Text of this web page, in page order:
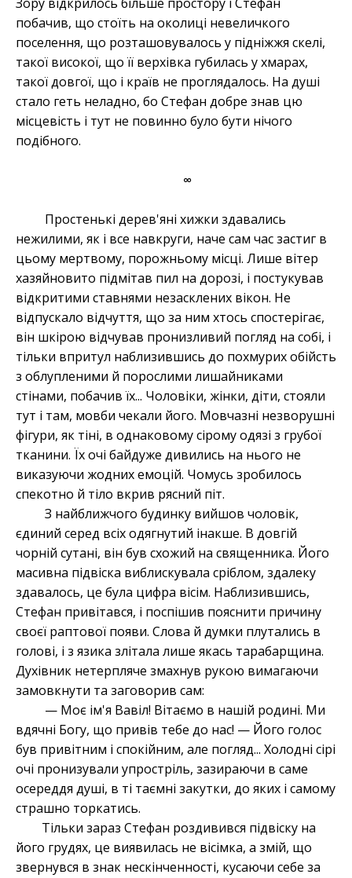
Зору відкрилось більше простору і Стефан
побачив, що стоїть на околиці невеличкого
поселення, що розташовувалось у підніжжя скелі,
такої високої, що її верхівка губилась у хмарах,
такої довгої, що і країв не проглядалось. На душі
стало геть неладно, бо Стефан добре знав цю
місцевість і тут не повинно було бути нічого
подібного.
∞
Простенькі дерев'яні хижки здавались
нежилими, як і все навкруги, наче сам час застиг в
цьому мертвому, порожньому місці. Лише вітер
хазяйновито підмітав пил на дорозі, і постукував
відкритими ставнями незасклених вікон. Не
відпускало відчуття, що за ним хтось спостерігає,
він шкірою відчував пронизливий погляд на собі, і
тільки впритул наблизившись до похмурих обійсть
з облупленими й порослими лишайниками
стінами, побачив їх... Чоловіки, жінки, діти, стояли
тут і там, мовби чекали його. Мовчазні незворушні
фігури, як тіні, в однаковому сірому одязі з грубої
тканини. Їх очі байдуже дивились на нього не
виказуючи жодних емоцій. Чомусь зробилось
спекотно й тіло вкрив рясний піт.
З найближчого будинку вийшов чоловік,
єдиний серед всіх одягнутий інакше. В довгій
чорній сутані, він був схожий на священника. Його
масивна підвіска виблискувала сріблом, здалеку
здавалось, це була цифра вісім. Наблизившись,
Стефан привітався, і поспішив пояснити причину
своєї раптової появи. Слова й думки плутались в
голові, і з язика злітала лише якась тарабарщина.
Духівник нетерпляче змахнув рукою вимагаючи
замовкнути та заговорив сам:
— Моє ім'я Вавіл! Вітаємо в нашій родині. Ми
вдячні Богу, що привів тебе до нас! — Його голос
був привітним і спокійним, але погляд... Холодні сірі
очі пронизували упростріль, зазираючи в саме
осереддя душі, в ті таємні закутки, до яких і самому
страшно торкатись.
Тільки зараз Стефан роздивився підвіску на
його грудях, це виявилась не вісімка, а змій, що
звернувся в знак нескінченності, кусаючи себе за